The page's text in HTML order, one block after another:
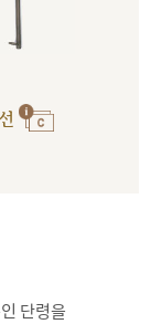
단령을